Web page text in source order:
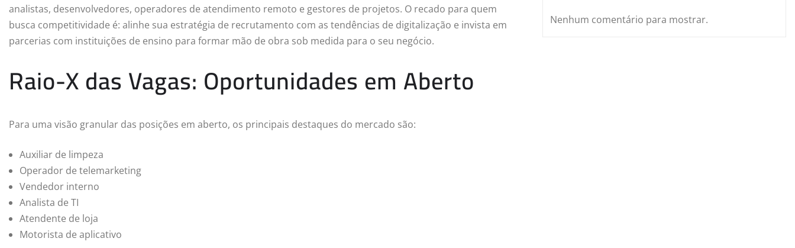
analistas, desenvolvedores, operadores de atendimento remoto e gestores de projetos. O recado para quem
busca competitividade é: alinhe sua estratégia de recrutamento com as tendências de digitalização e invista em
parcerias com instituições de ensino para formar mão de obra sob medida para o seu negócio.
Raio-X das Vagas: Oportunidades em Aberto
Para uma visão granular das posições em aberto, os principais destaques do mercado são:
Auxiliar de limpeza
Operador de telemarketing
Vendedor interno
Analista de TI
Atendente de loja
Motorista de aplicativo
Nenhum comentário para mostrar.